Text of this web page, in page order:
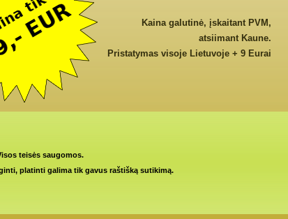
Kaina galutinė, įskaitant PVM,
atsiimant Kaune.
Pristatymas visoje Lietuvoje + 9 Eurai
teisės saugomos.
platinti galima tik gavus raštišką sutikimą.